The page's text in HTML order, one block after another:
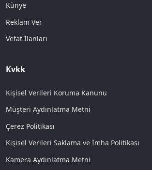
Künye
Reklam Ver
Vefat İlanları
Kvkk
Kişisel Verileri Koruma Kanunu
Müşteri Aydınlatma Metni
Çerez Politikası
Kişisel Verileri Saklama ve İmha Politikası
Kamera Aydınlatma Metni